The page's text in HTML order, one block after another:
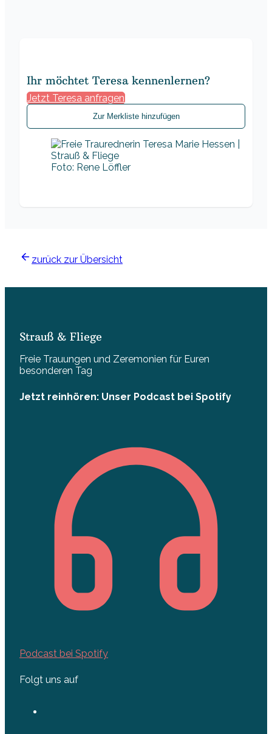
Ihr möchtet Teresa kennenlernen?
Jetzt Teresa anfragen
Zur Merkliste hinzufügen
Foto: Rene Löffler
zurück zur Übersicht
Strauß & Fliege
Freie Trauungen und Zeremonien für Euren
besonderen Tag
Jetzt reinhören: Unser Podcast bei Spotify
Podcast bei Spotify
Folgt uns auf